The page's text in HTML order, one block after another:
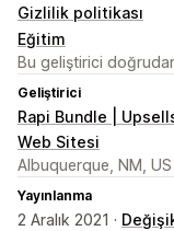
Gizlilik politikası
Eğitim
Bu geliştirici
Geliştirici
Rapi Bundle |
Web Sitesi
Albuquerque, NM, US
Yayınlanma
2 Aralık 2021 ·